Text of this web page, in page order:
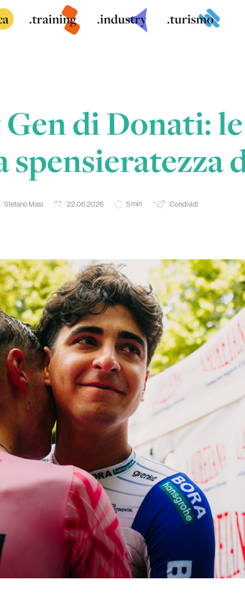
.training .industry .turismo
di Donati:
spensieratezza
Stefano Masi 22.06.2026 5min Condividi